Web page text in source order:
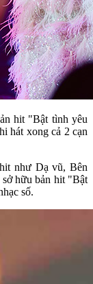
hit "Bật tình yêu
hát xong cả 2 cạn
như Dạ vũ, Bên
sở hữu bản hit "Bật
số.